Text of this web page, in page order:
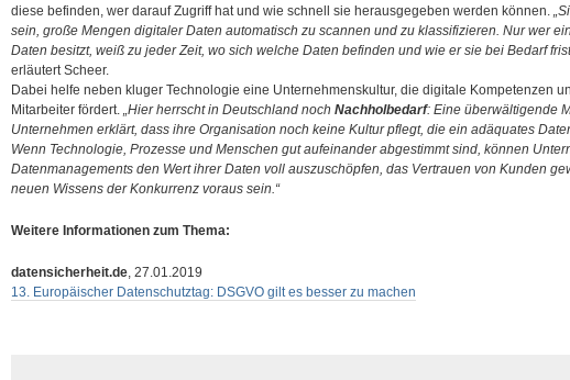
diese befinden, wer darauf Zugriff hat und wie schnell sie herausgegeben werden können.
sein, große Mengen digitaler Daten automatisch zu scannen und zu klassifizieren. Nur wer
Daten besitzt, weiß zu jeder Zeit, wo sich welche Daten befinden und wie er sie bei Bedarf
erläutert Scheer.
Dabei helfe neben kluger Technologie eine Unternehmenskultur, die digitale Kompetenzen
Mitarbeiter fördert. „Hier herrscht in Deutschland noch Nachholbedarf: Eine überwältigende
Unternehmen erklärt, dass ihre Organisation noch keine Kultur pflegt, die ein adäquates
Wenn Technologie, Prozesse und Menschen gut aufeinander abgestimmt sind, können
Datenmanagements den Wert ihrer Daten voll auszuschöpfen, das Vertrauen von Kunden
neuen Wissens der Konkurrenz voraus sein.“
Weitere Informationen zum Thema:
datensicherheit.de, 27.01.2019
13. Europäischer Datenschutztag: DSGVO gilt es besser zu machen